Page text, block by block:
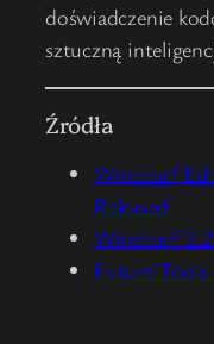
doświadczenie
sztuczną
Źródła
Windsurf
Released
Windsurf
Future